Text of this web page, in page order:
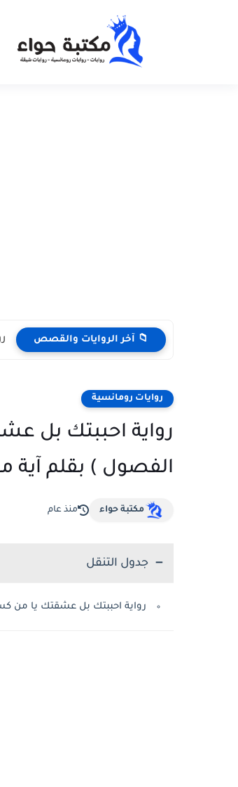
📁 آخر الروايات والقصص
روايات رومانسية
رواية احببتك بل
الفصول ) بقلم آية
مكتبة حواء منذ عام
جدول التنقل
رواية احببتك بل عشقتك يا من